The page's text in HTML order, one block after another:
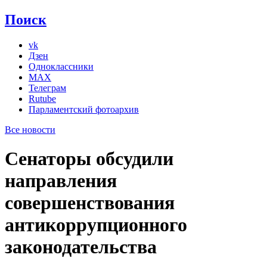
Поиск
vk
Дзен
Одноклассники
MAX
Телеграм
Rutube
Парламентский фотоархив
Все новости
Сенаторы обсудили
направления
совершенствования
антикоррупционного
законодательства